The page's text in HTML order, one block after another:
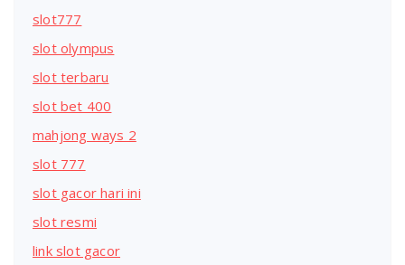
slot777
slot olympus
slot terbaru
slot bet 400
mahjong ways 2
slot 777
slot gacor hari ini
slot resmi
link slot gacor